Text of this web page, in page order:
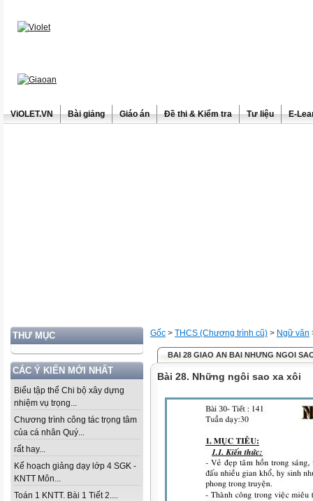
ViOLET.VN Bài giảng Giáo án Đề thi & Kiểm tra Tư liệu E-
THƯ MỤC
CÁC Ý KIẾN MỚI NHẤT
Biểu tập thể Chi bộ xây dựng
nhiệm vụ trọng...
Chương trình công tác trọng tâm
của cá nhân Quý...
rất hay...
Kế hoạch giảng dạy lớp 4 SGK -
KNTT Môn...
Toán 1 KNTT. Bài 1 Tiết 2....
Gốc > THCS (Chương trình cũ) > Ngữ văn
BAI 28 GIAO AN BAI NHƯNG NGOI
Bài 28. Những ngôi sao xa xôi